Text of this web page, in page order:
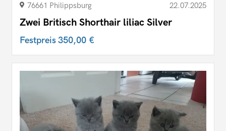
76661 Philippsburg 22.07.2025
Zwei Britisch Shorthair liliac Silver
Festpreis350,00 €